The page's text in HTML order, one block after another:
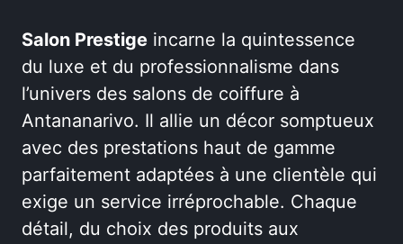
Salon Prestige incarne la quintessence
du luxe et du professionnalisme dans
l’univers des salons de coiffure à
Antananarivo. Il allie un décor somptueux
avec des prestations haut de gamme
parfaitement adaptées à une clientèle qui
exige un service irréprochable. Chaque
détail, du choix des produits aux